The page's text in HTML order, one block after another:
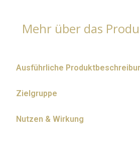
Mehr über das
Ausführliche
Zielgruppe
Nutzen & Wirkung